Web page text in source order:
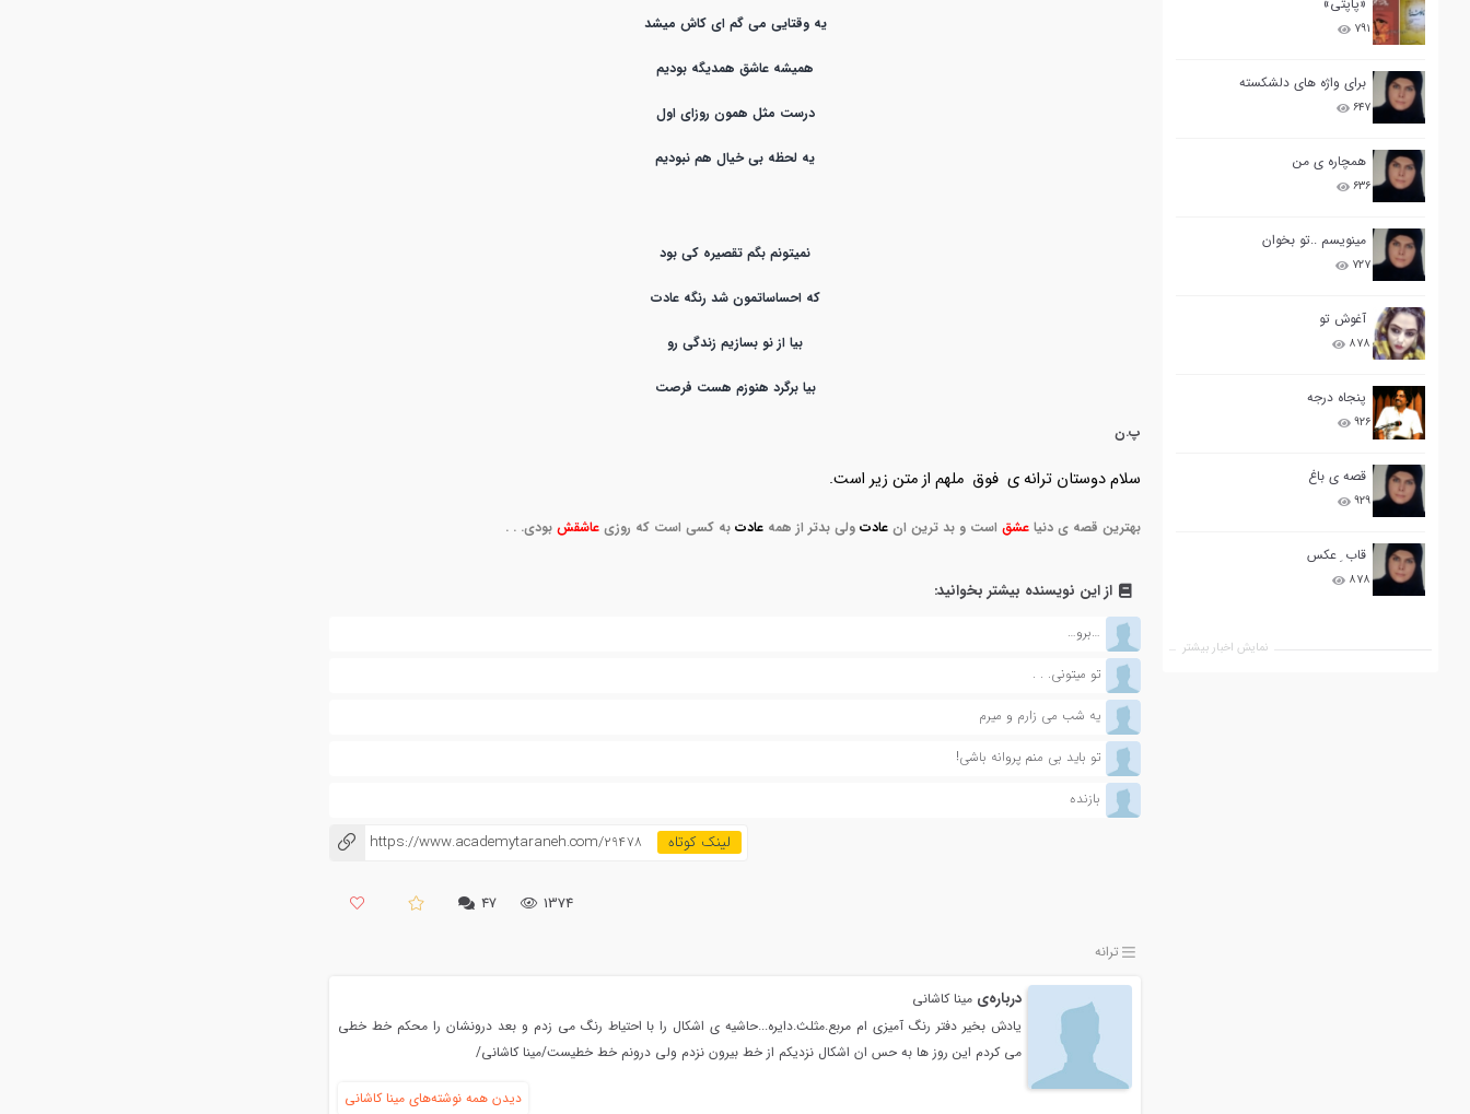
۷۹۱
برای واژه های دلشکسته
۶۴۷
همچاره ی من
۶۳۶
مینویسم ..تو بخوان
۷۲۷
آغوش تو
۸۷۸
پنجاه درجه
۹۲۶
قصه ی باغ
۹۲۹
قاب ِ عکس
۸۷۸
نمایش اخبار بیشتر
یه وقتایی می گم ای کاش میشد
همیشه عاشق همدیگه بودیم
درست مثل همون روزای اول
یه لحظه بی خیال هم نبودیم
نمیتونم بگم تقصیره کی بود
که احساساتمون شد رنگه عادت
بیا از نو بسازیم زندگی رو
بیا برگرد هنوزم هست فرصت
پ.ن
سلام دوستان ترانه ی فوق ملهم از متن زیر است.
بهترین قصه ی دنیا عشق است و بد ترین ان عادت ولی بدتر از همه عادت به کسی است که روزی عاشقش بودی. . .
از این نویسنده بیشتر بخوانید:
…برو…
تو میتونی. . .
یه شب می زارم و میرم
تو باید بی منم پروانه باشی!
بازنده
https://www.academytaraneh.com/29478
1374 ۴۷
ترانه
درباره‌یمینا کاشانی
یادش بخیر دفتر رنگ آمیزی ام مربع.مثلث.دایره...حاشیه ی اشکال را با احتیاط رنگ می زدم و بعد درونشان را محکم خط خطی
می کردم این روز ها به حس ان اشکال نزدیکم از خط بیرون نزدم ولی درونم خط خطیست/مینا کاشانی/
دیدن همه نوشته‌های مینا کاشانی